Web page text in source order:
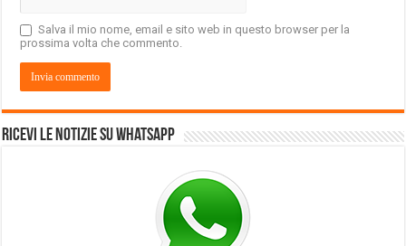
Salva il mio nome, email e sito web in questo browser per la
prossima volta che commento.
Ricevi le notizie su Whatsapp